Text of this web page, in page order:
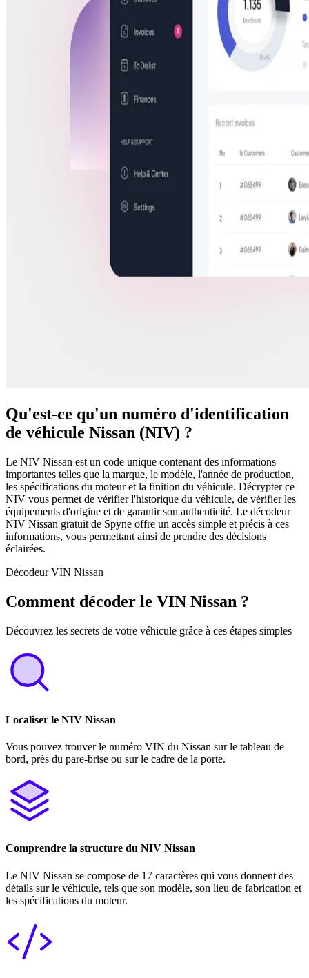
Qu'est-ce qu'un numéro d'identification
de véhicule Nissan (NIV) ?
Le NIV Nissan est un code unique contenant des informations
importantes telles que la marque, le modèle, l'année de production,
les spécifications du moteur et la finition du véhicule. Décrypter ce
NIV vous permet de vérifier l'historique du véhicule, de vérifier les
équipements d'origine et de garantir son authenticité. Le décodeur
NIV Nissan gratuit de Spyne offre un accès simple et précis à ces
informations, vous permettant ainsi de prendre des décisions
éclairées.
Décodeur VIN Nissan
Comment décoder le VIN Nissan ?
Découvrez les secrets de votre véhicule grâce à ces étapes simples
Localiser le NIV Nissan
Vous pouvez trouver le numéro VIN du Nissan sur le tableau de
bord, près du pare-brise ou sur le cadre de la porte.
Comprendre la structure du NIV Nissan
Le NIV Nissan se compose de 17 caractères qui vous donnent des
détails sur le véhicule, tels que son modèle, son lieu de fabrication et
les spécifications du moteur.